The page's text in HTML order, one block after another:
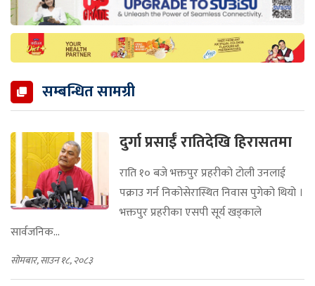
सम्बन्धित सामग्री
दुर्गा प्रसाईँ रातिदेखि हिरासतमा
राति १० बजे भक्तपुर प्रहरीको टोली उनलाई
पक्राउ गर्न निकोसेरास्थित निवास पुगेको थियो ।
भक्तपुर प्रहरीका एसपी सूर्य खड्काले
सार्वजनिक...
सोमबार, साउन १८, २०८३